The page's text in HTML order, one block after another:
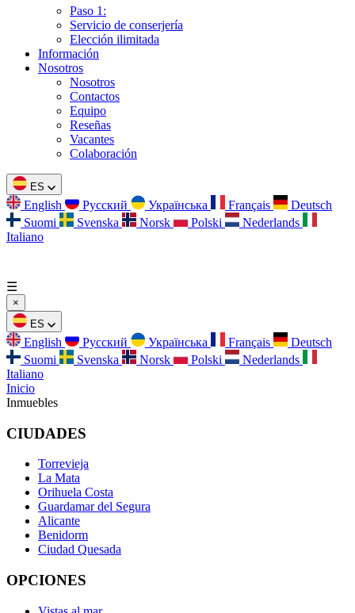
Paso 1:
Servicio de conserjería
Elección ilimitada
Información
Nosotros
Nosotros
Contactos
Equipo
Reseñas
Vacantes
Colaboración
ES
English Русский Українська Français
Deutsch
Suomi
Svenska Norsk Polski
Nederlands
Italiano
☰
×
ES
English Русский Українська Français
Deutsch
Suomi
Svenska Norsk Polski
Nederlands
Italiano
Inicio
Inmuebles
CIUDADES
Torrevieja
La Mata
Orihuela Costa
Guardamar del Segura
Alicante
Benidorm
Ciudad Quesada
OPCIONES